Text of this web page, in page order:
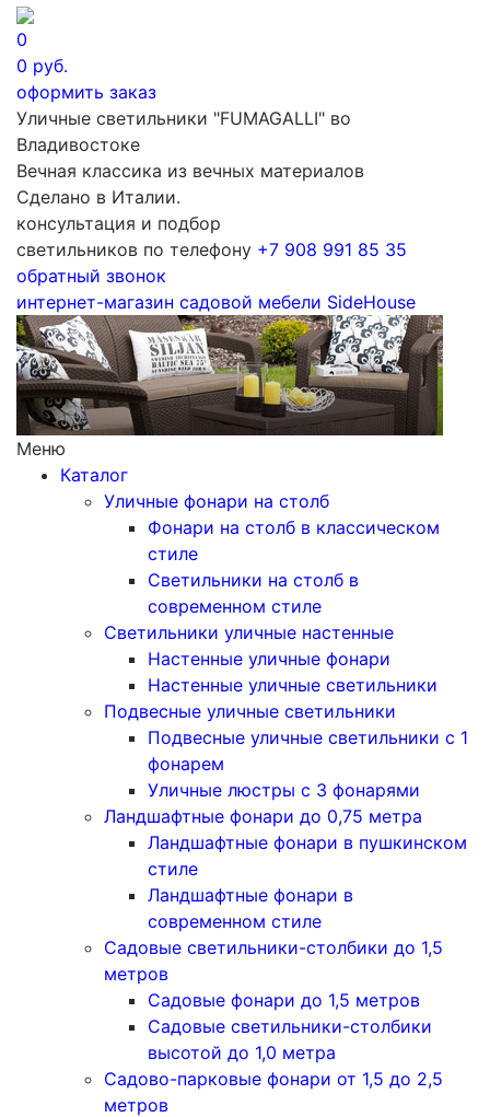
0
0 руб.
оформить заказ
Уличные светильники "FUMAGALLI" во
Владивостоке
Вечная классика из вечных материалов
Сделано в Италии.
консультация и подбор
светильников по телефону +7 908 991 85 35
обратный звонок
интернет-магазин садовой мебели SideHouse
Меню
Каталог
Уличные фонари на столб
Фонари на столб в классическом
стиле
Светильники на столб в
современном стиле
Светильники уличные настенные
Настенные уличные фонари
Настенные уличные светильники
Подвесные уличные светильники
Подвесные уличные светильники с 1
фонарем
Уличные люстры с 3 фонарями
Ландшафтные фонари до 0,75 метра
Ландшафтные фонари в пушкинском
стиле
Ландшафтные фонари в
современном стиле
Садовые светильники-столбики до 1,5
метров
Садовые фонари до 1,5 метров
Садовые светильники-столбики
высотой до 1,0 метра
Садово-парковые фонари от 1,5 до 2,5
метров